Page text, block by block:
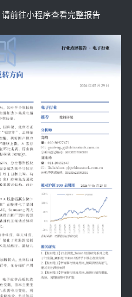
前往小程序查看完整报告